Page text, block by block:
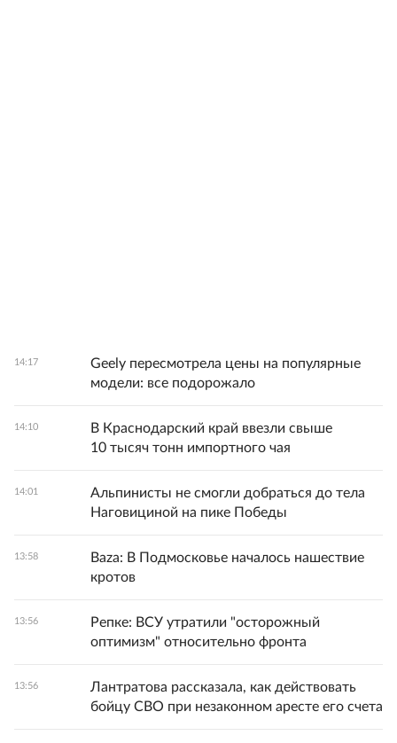
14:17
Geely пересмотрела цены на популярные
модели: все подорожало
14:10
В Краснодарский край ввезли свыше
10 тысяч тонн импортного чая
14:01
Альпинисты не смогли добраться до тела
Наговициной на пике Победы
13:58
Baza: В Подмосковье началось нашествие
кротов
13:56
Репке: ВСУ утратили "осторожный
оптимизм" относительно фронта
13:56
Лантратова рассказала, как действовать
бойцу СВО при незаконном аресте его счета